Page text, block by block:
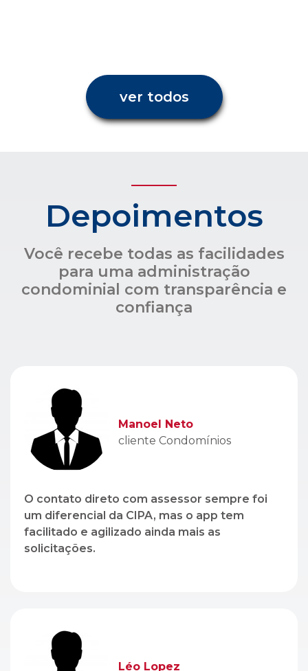
ver todos
Depoimentos
Você recebe todas as facilidades
para uma administração
condominial com transparência e
confiança
Manoel Neto
cliente Condomínios
O contato direto com assessor sempre foi
um diferencial da CIPA, mas o app tem
facilitado e agilizado ainda mais as
solicitações.
Léo Lopez